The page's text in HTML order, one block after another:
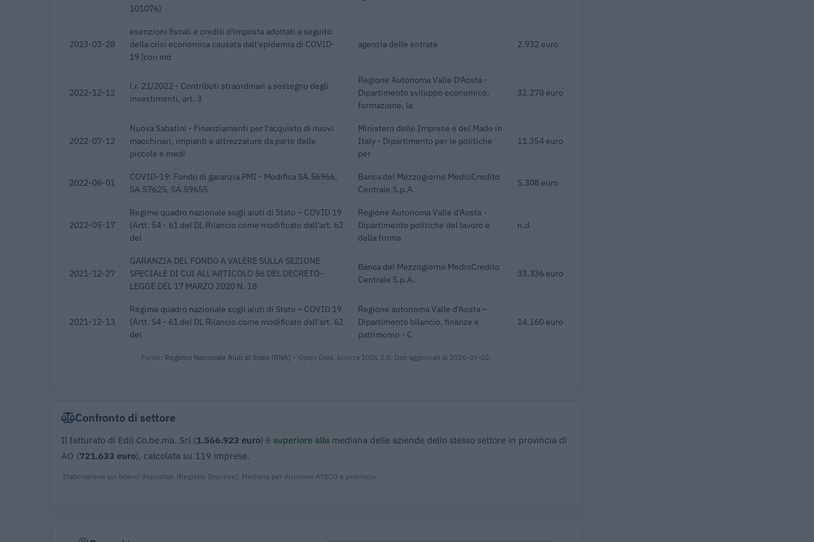
101076)
2023-03-28
esenzioni fiscali e crediti d'imposta adottati a seguito
della crisi economica causata dall'epidemia di COVID-
19 [con mo
agenzia delle entrate 2.932 euro
2022-12-12
l.r. 21/2022 - Contributi straordinari a sostegno degli
investimenti, art. 3
Regione Autonoma Valle D'Aosta -
Dipartimento sviluppo economico,
formazione, la
32.278 euro
2022-07-12
Nuova Sabatini - Finanziamenti per l'acquisto di nuovi
macchinari, impianti e attrezzature da parte delle
piccole e medi
Ministero delle Imprese e del Made in
Italy - Dipartimento per le politiche
per
11.354 euro
2022-06-01
COVID-19: Fondo di garanzia PMI - Modifica SA.56966,
SA.57625, SA.59655
Banca del Mezzogiorno MedioCredito
Centrale S.p.A.
5.308 euro
2022-05-17
Regime quadro nazionale sugli aiuti di Stato – COVID 19
(Artt. 54 - 61 del DL Rilancio come modificato dall'art. 62
del
Regione Autonoma Valle d'Aosta -
Dipartimento politiche del lavoro e
della forma
n.d.
2021-12-27
GARANZIA DEL FONDO A VALERE SULLA SEZIONE
SPECIALE DI CUI ALL’ARTICOLO 56 DEL DECRETO-
LEGGE DEL 17 MARZO 2020 N. 18
Banca del Mezzogiorno MedioCredito
Centrale S.p.A.
33.336 euro
2021-12-13
Regime quadro nazionale sugli aiuti di Stato – COVID 19
(Artt. 54 - 61 del DL Rilancio come modificato dall'art. 62
del
Regione autonoma Valle d'Aosta –
Dipartimento bilancio, finanze e
patrimonio - C
14.160 euro
Fonte: Registro Nazionale Aiuti di Stato (RNA) – Open Data, licenza IODL 2.0. Dati aggiornati al 2026-07-02.
Confronto di settore
Il fatturato di Edil Co.be.ma. Srl (1.566.923 euro) è superiore alla mediana delle aziende dello stesso settore in provincia di
AO (721.633 euro), calcolata su 119 imprese.
Elaborazione sui bilanci depositati (Registro Imprese). Mediana per divisione ATECO e provincia.